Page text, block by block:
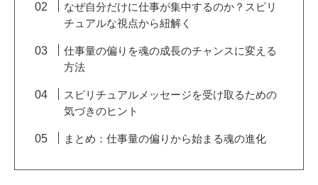
なぜ自分だけに仕事が集中するのか？スピリ
チュアルな視点から紐解く
仕事量の偏りを魂の成長のチャンスに変える
方法
スピリチュアルメッセージを受け取るための
気づきのヒント
まとめ：仕事量の偏りから始まる魂の進化